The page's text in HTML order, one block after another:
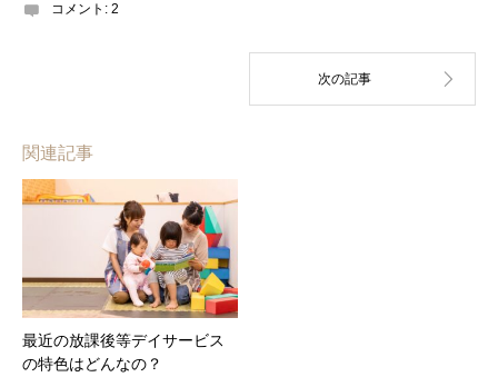
コメント: 2
関連記事
最近の放課後等デイサービス
の特色はどんなの？